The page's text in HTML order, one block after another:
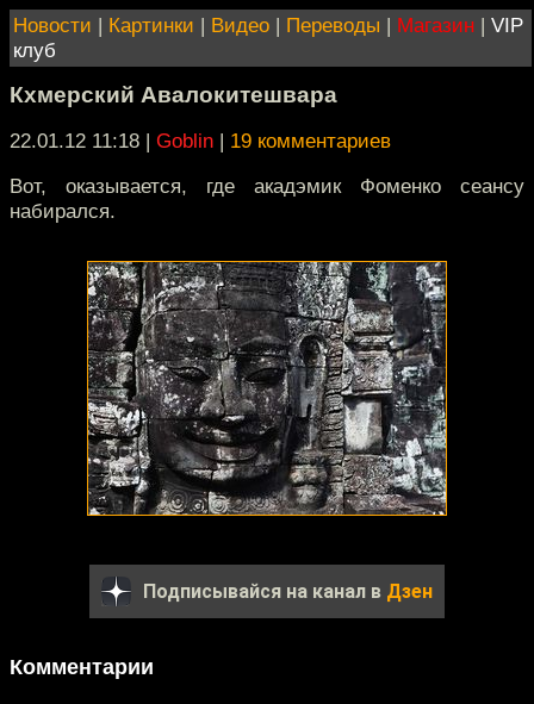
Новости | Картинки | Видео | Переводы | Магазин | VIP
клуб
Кхмерский Авалокитешвара
22.01.12 11:18 | Goblin | 19 комментариев
Вот, оказывается, где акадэмик Фоменко сеансу
набирался.
Подписывайся на канал в Дзен
Комментарии